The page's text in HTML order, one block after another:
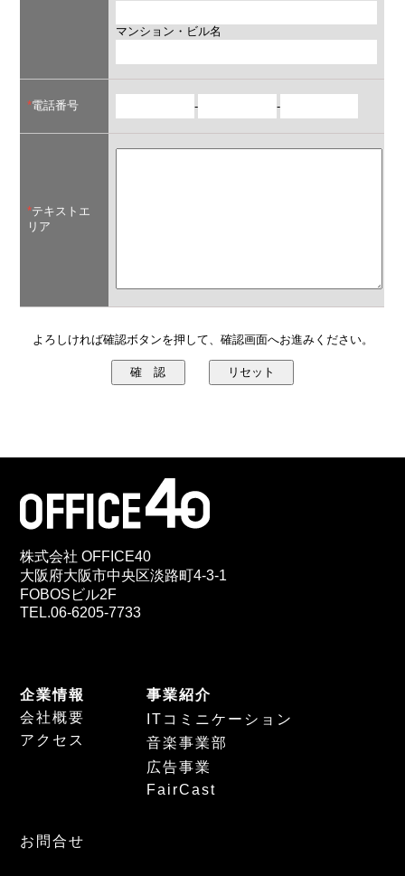
マンション・ビル名
*電話番号 - -
*テキストエ
リア
よろしければ確認ボタンを押して、確認画面へお進みください。
株式会社 OFFICE40
大阪府大阪市中央区淡路町4-3-1
FOBOSビル2F
TEL.06-6205-7733
企業情報
会社概要
アクセス
事業紹介
ITコミニケーション
音楽事業部
広告事業
FairCast
お問合せ